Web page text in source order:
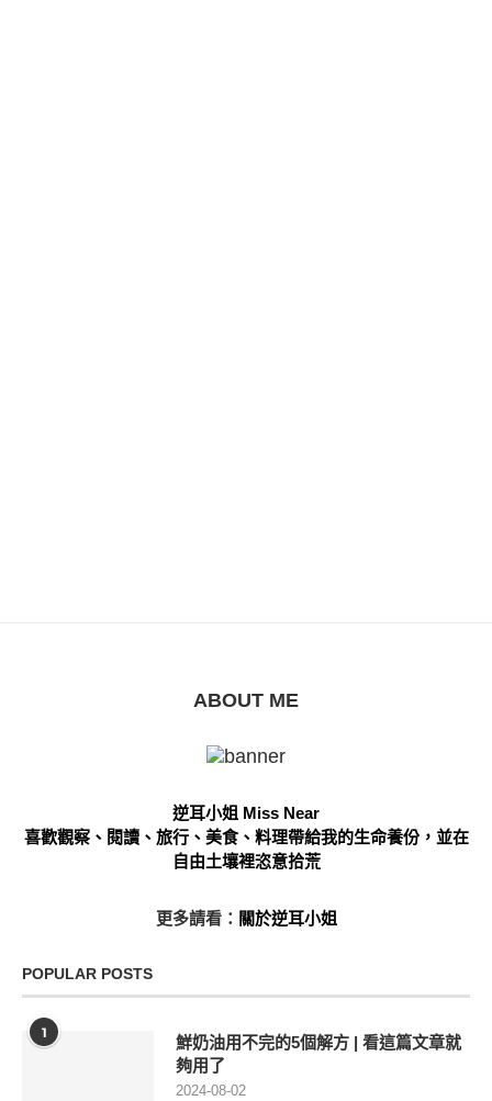
ABOUT ME
逆耳小姐 Miss Near
喜歡觀察、閱讀、旅行、美食、料理帶給我的生命養份，並在
自由土壤裡恣意拾荒
更多請看： 關於逆耳小姐
POPULAR POSTS
1
鮮奶油用不完的5個解方 | 看這篇文章就
夠用了
2024-08-02